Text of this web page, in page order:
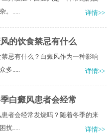
。.....
详情>>
的饮食禁忌有什么
忌有什么？白癜风作为一种影响
多.....
详情>>
白癜风患者会经常
者会经常发烧吗？随着冬季的来
扰.....
详情>>